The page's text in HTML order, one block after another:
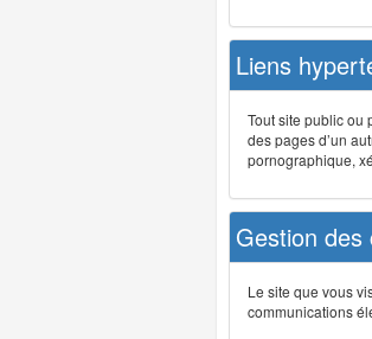
Liens
Tout site public ou
des pages d’un
pornographique,
Gestion des
Le site que vous
communications